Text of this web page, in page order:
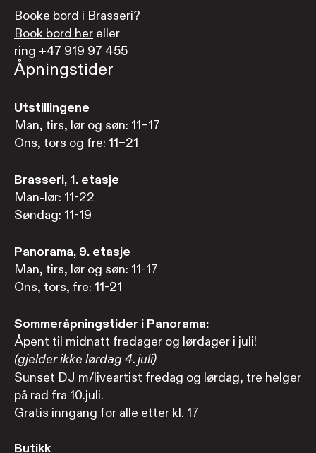
Booke bord i Brasseri?
Book bord her eller
ring +47 919 97 455
Åpningstider
Utstillingene
Man, tirs, lør og søn: 11–17
Ons, tors og fre: 11–21
Brasseri, 1. etasje
Man-lør: 11-22
Søndag: 11-19
Panorama, 9. etasje
Man, tirs, lør og søn: 11-17
Ons, tors, fre: 11-21
Sommeråpningstider i Panorama:
Åpent til midnatt fredager og lørdager i juli!
(gjelder ikke lørdag 4. juli)
Sunset DJ m/liveartist fredag og lørdag, tre helger
på rad fra 10.juli.
Gratis inngang for alle etter kl. 17
Butikk